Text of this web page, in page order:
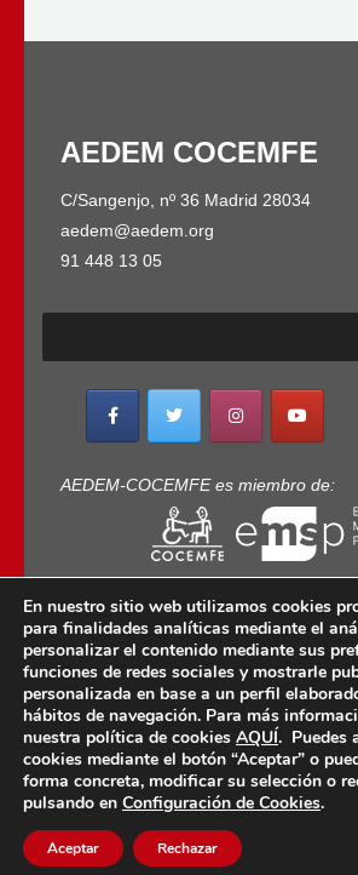
AEDEM COCEMFE
C/Sangenjo, nº 36 Madrid 28034
aedem@aedem.org
91 448 13 05
AEDEM-COCEMFE es miembro de:
Copyright © 2022 · AEDEM-
EM · Todos los Derechos
nº 36 Madrid -
91 448
mail:aedem@aedem.org//Aviso
Protección de Datos
En nuestro sitio web utilizamos cookies
para finalidades analíticas mediante el
personalizar el contenido mediante sus
funciones de redes sociales y mostrarle
personalizada en base a un perfil
hábitos de navegación. Para más
nuestra política de cookies AQUÍ. Puedes
cookies mediante el botón “Aceptar” o
forma concreta, modificar su selección o
pulsando en Configuración de Cookies.
Aceptar Rechazar